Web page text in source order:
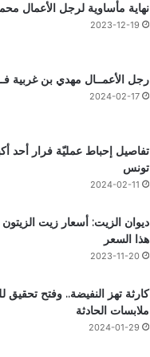
نهاية مأساوية لرجل الأعمال
2023-12-19
رجل الأعمــال مهدي بن غربية
2024-02-17
تفاصيل إحباط عمليّة فرار أحد
تونس
2024-02-11
ديوان الزيت: أسعار زيت الزيتون
هذا السعر
2023-11-20
كارثة تهز النفيضة.. وفتح
ملابسات الحادثة
2024-01-29